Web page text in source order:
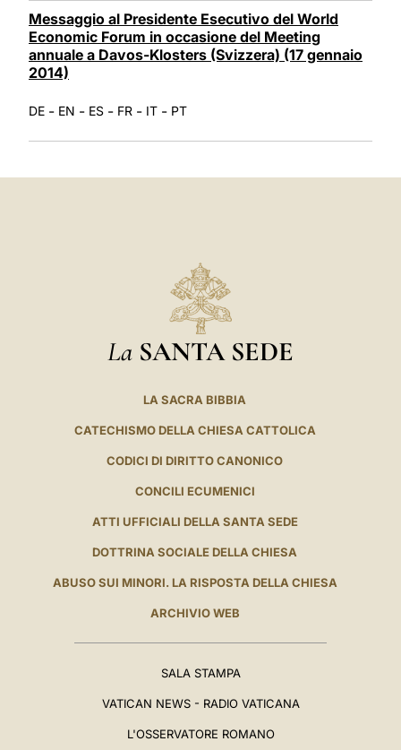
Messaggio al Presidente Esecutivo del World
Economic Forum in occasione del Meeting
annuale a Davos-Klosters (Svizzera) (17 gennaio
2014)
DE - EN - ES - FR - IT - PT
La SANTA SEDE
LA SACRA BIBBIA
CATECHISMO DELLA CHIESA CATTOLICA
CODICI DI DIRITTO CANONICO
CONCILI ECUMENICI
ATTI UFFICIALI DELLA SANTA SEDE
DOTTRINA SOCIALE DELLA CHIESA
ABUSO SUI MINORI. LA RISPOSTA DELLA CHIESA
ARCHIVIO WEB
SALA STAMPA
VATICAN NEWS - RADIO VATICANA
L'OSSERVATORE ROMANO